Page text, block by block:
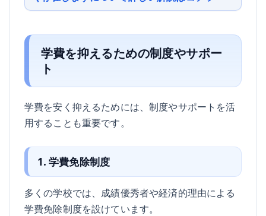
学費を抑えるための制度やサポー
ト
学費を安く抑えるためには、制度やサポートを活
用することも重要です。
1. 学費免除制度
多くの学校では、成績優秀者や経済的理由による
学費免除制度を設けています。